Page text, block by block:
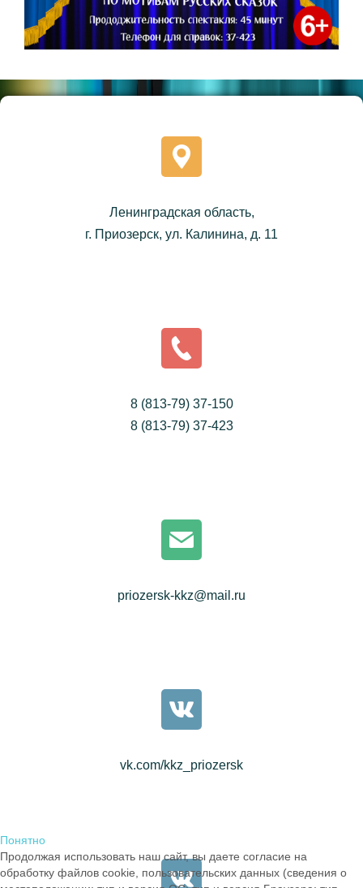
Ленинградская область,
г. Приозерск, ул. Калинина, д. 11
8 (813-79) 37-150
8 (813-79) 37-423
priozersk-kkz@mail.ru
vk.com/kkz_priozersk
Понятно
Продолжая использовать наш сайт, вы даете согласие на
обработку файлов cookie, пользовательских данных (сведения о